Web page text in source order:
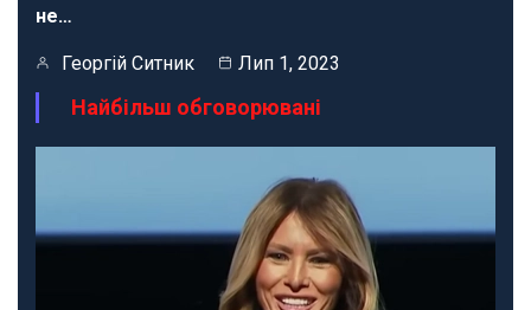
не…
Георгій Ситник Лип 1, 2023
Найбільш обговорювані